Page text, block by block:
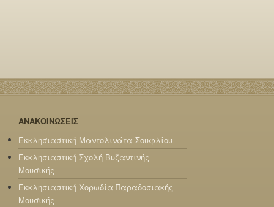
ΑΝΑΚΟΙΝΩΣΕΙΣ
Εκκλησιαστική Μαντολινάτα Σουφλίου
Εκκλησιαστική Σχολή Βυζαντινής
Μουσικής
Εκκλησιαστική Χορωδία Παραδοσιακής
Μουσικής